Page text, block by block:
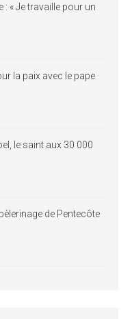
: « Je travaille pour un
la paix avec le pape
le saint aux 30 000
de Pentecôte